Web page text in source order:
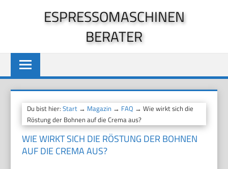
ESPRESSOMASCHINEN
BERATER
Du bist hier:Start → Magazin → FAQ → Wie wirkt sich die
Röstung der Bohnen auf die Crema aus?
WIE WIRKT SICH DIE RÖSTUNG DER BOHNEN
AUF DIE CREMA AUS?